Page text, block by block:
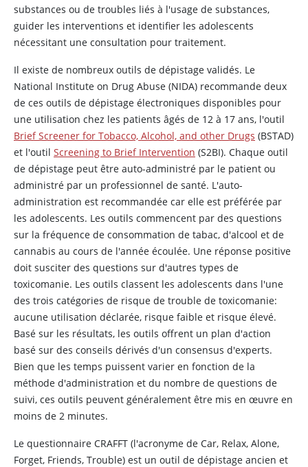
substances ou de troubles liés à l'usage de substances,
guider les interventions et identifier les adolescents
nécessitant une consultation pour traitement.
Il existe de nombreux outils de dépistage validés. Le
National Institute on Drug Abuse (NIDA) recommande deux
de ces outils de dépistage électroniques disponibles pour
une utilisation chez les patients âgés de 12 à 17 ans, l'outil
Brief Screener for Tobacco, Alcohol, and other Drugs (BSTAD)
et l'outil Screening to Brief Intervention (S2BI). Chaque outil
de dépistage peut être auto-administré par le patient ou
administré par un professionnel de santé. L'auto-
administration est recommandée car elle est préférée par
les adolescents. Les outils commencent par des questions
sur la fréquence de consommation de tabac, d'alcool et de
cannabis au cours de l'année écoulée. Une réponse positive
doit susciter des questions sur d'autres types de
toxicomanie. Les outils classent les adolescents dans l'une
des trois catégories de risque de trouble de toxicomanie:
aucune utilisation déclarée, risque faible et risque élevé.
Basé sur les résultats, les outils offrent un plan d'action
basé sur des conseils dérivés d'un consensus d'experts.
Bien que les temps puissent varier en fonction de la
méthode d'administration et du nombre de questions de
suivi, ces outils peuvent généralement être mis en œuvre en
moins de 2 minutes.
Le questionnaire CRAFFT (l'acronyme de Car, Relax, Alone,
Forget, Friends, Trouble) est un outil de dépistage ancien et